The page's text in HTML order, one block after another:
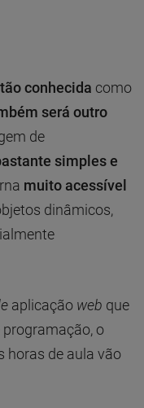
conhecida como
será outro
de
simples e
muito acessível
dinâmicos,
aplicação web que
o
horas de aula vão